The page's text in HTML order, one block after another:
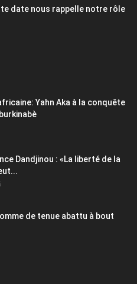
date nous rappelle notre rôle
Yahn Aka à la conquête
Dandjinou : «La liberté de la
de tenue abattu à bout